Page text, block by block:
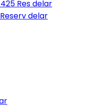
Res delar
delar